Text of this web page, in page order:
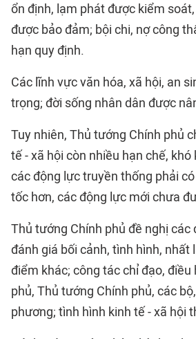
ổn định, lạm phát được kiểm
được bảo đảm; bội chi, nợ công
hạn quy định.
Các lĩnh vực văn hóa, xã hội, an
trọng; đời sống nhân dân được
Tuy nhiên, Thủ tướng Chính phủ
tế - xã hội còn nhiều hạn chế,
các động lực truyền thống phải
tốc hơn, các động lực mới chưa
Thủ tướng Chính phủ đề nghị các
đánh giá bối cảnh, tình hình, nhất
điểm khác; công tác chỉ đạo, điều
phủ, Thủ tướng Chính phủ, các
phương; tình hình kinh tế - xã hội